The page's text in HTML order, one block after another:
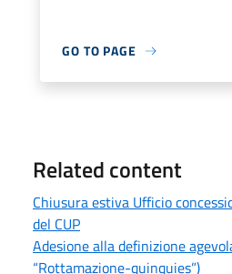
GO TO PAGE
Related content
Chiusura estiva Ufficio
del CUP
Adesione alla definizione
“Rottamazione-quinquies”)